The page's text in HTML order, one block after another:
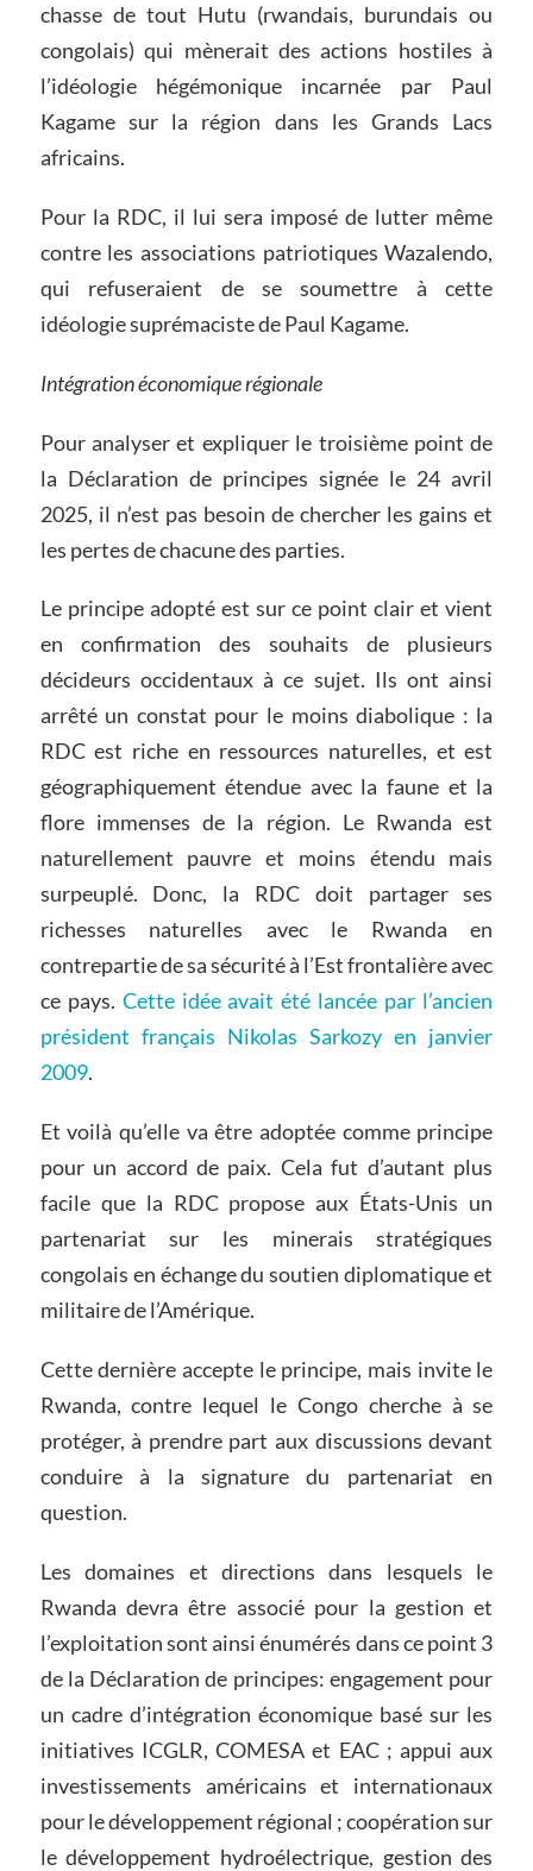
chasse de tout Hutu (rwandais, burundais ou
congolais) qui mènerait des actions hostiles à
l’idéologie hégémonique incarnée par Paul
Kagame sur la région dans les Grands Lacs
africains.
Pour la RDC, il lui sera imposé de lutter même
contre les associations patriotiques Wazalendo,
qui refuseraient de se soumettre à cette
idéologie suprémaciste de Paul Kagame.
Intégration économique régionale
Pour analyser et expliquer le troisième point de
la Déclaration de principes signée le 24 avril
2025, il n’est pas besoin de chercher les gains et
les pertes de chacune des parties.
Le principe adopté est sur ce point clair et vient
en confirmation des souhaits de plusieurs
décideurs occidentaux à ce sujet. Ils ont ainsi
arrêté un constat pour le moins diabolique : la
RDC est riche en ressources naturelles, et est
géographiquement étendue avec la faune et la
flore immenses de la région. Le Rwanda est
naturellement pauvre et moins étendu mais
surpeuplé. Donc, la RDC doit partager ses
richesses naturelles avec le Rwanda en
contrepartie de sa sécurité à l’Est frontalière avec
ce pays. Cette idée avait été lancée par l’ancien
président français Nikolas Sarkozy en janvier
2009.
Et voilà qu’elle va être adoptée comme principe
pour un accord de paix. Cela fut d’autant plus
facile que la RDC propose aux États-Unis un
partenariat sur les minerais stratégiques
congolais en échange du soutien diplomatique et
militaire de l’Amérique.
Cette dernière accepte le principe, mais invite le
Rwanda, contre lequel le Congo cherche à se
protéger, à prendre part aux discussions devant
conduire à la signature du partenariat en
question.
Les domaines et directions dans lesquels le
Rwanda devra être associé pour la gestion et
l’exploitation sont ainsi énumérés dans ce point 3
de la Déclaration de principes: engagement pour
un cadre d’intégration économique basé sur les
initiatives ICGLR, COMESA et EAC ; appui aux
investissements américains et internationaux
pour le développement régional ; coopération sur
le développement hydroélectrique, gestion des